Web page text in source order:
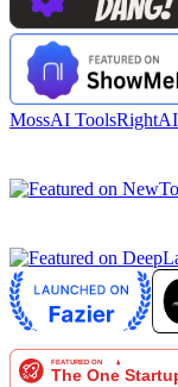
MossAI Tools